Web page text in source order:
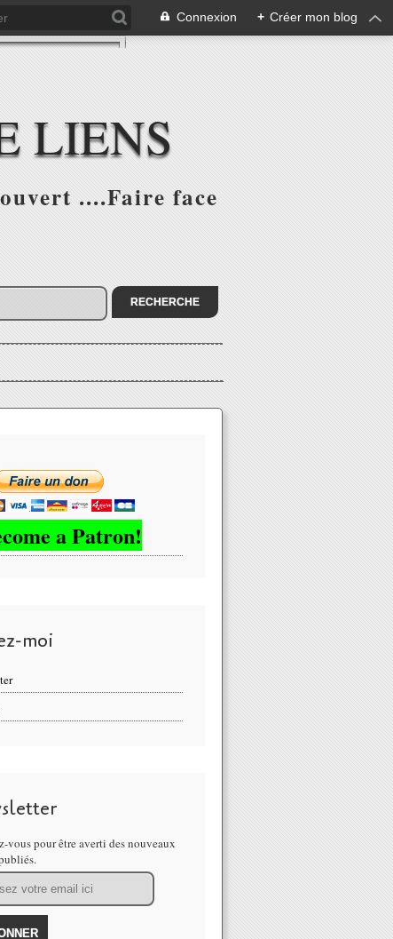
Connexion + Créer mon blog
LIENS
....Faire face
a Patron!
moi
vous pour être averti des nouveaux